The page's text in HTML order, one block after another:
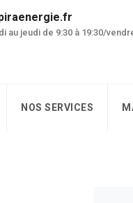
au jeudi de 9:30 à 19:30/
NOS SERVICES